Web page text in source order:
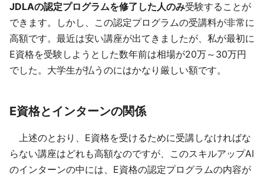
JDLAの認定プログラムを修了した人のみ受験することが
できます。しかし、この認定プログラムの受講料が非常に
高額です。最近は安い講座が出てきましたが、私が最初に
E資格を受験しようとした数年前は相場が20万～30万円
でした。大学生が払うのにはかなり厳しい額です。
E資格とインターンの関係
上述のとおり、E資格を受けるために受講しなければな
らない講座はどれも高額なのですが、このスキルアップAI
のインターンの中には、E資格の認定プログラムの内容が